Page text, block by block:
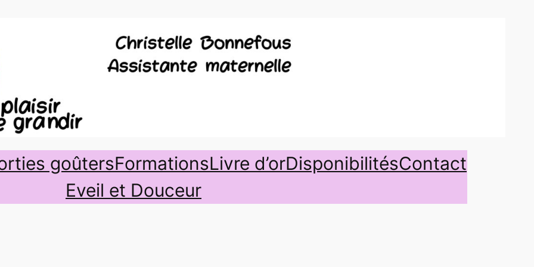
goûtersFormationsLivre d’orDisponibilitésContact
Eveil et Douceur